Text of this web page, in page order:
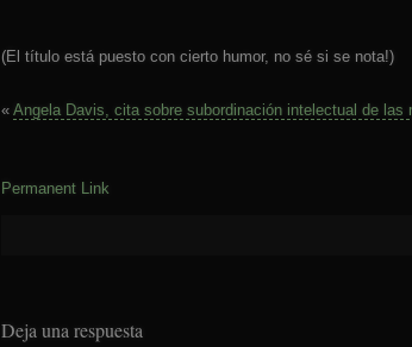
(El título está puesto con cierto humor, no sé si se nota!)
« Angela Davis, cita sobre subordinación intelectual de
Permanent Link
Deja una respuesta